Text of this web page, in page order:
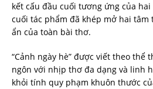
kết cấu đầu cuối tương ứng của
cuối tác phẩm đã khép mở hai tâm
ẩn của toàn bài thơ.
“Cảnh ngày hè” được viết theo thể
ngôn với nhịp thơ đa dạng và linh
khỏi tính quy phạm khuôn thước